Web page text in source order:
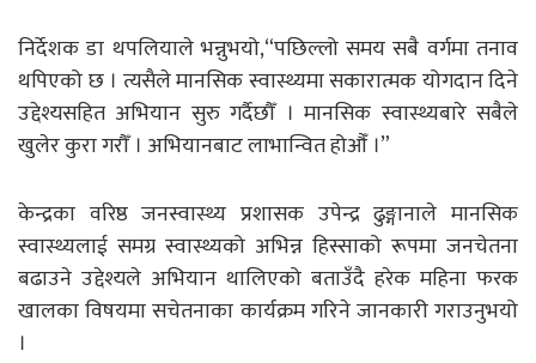
निर्देशक डा थपलियाले भन्नुभयो,“पछिल्लो समय सबै वर्गमा तनाव
थपिएको छ । त्यसैले मानसिक स्वास्थ्यमा सकारात्मक योगदान दिने
उद्देश्यसहित अभियान सुरु गर्दैछौँ । मानसिक स्वास्थ्यबारे सबैले
खुलेर कुरा गरौँ । अभियानबाट लाभान्वित होऔँ ।”
केन्द्रका वरिष्ठ जनस्वास्थ्य प्रशासक उपेन्द्र ढुङ्गानाले मानसिक
स्वास्थ्यलाई समग्र स्वास्थ्यको अभिन्न हिस्साको रूपमा जनचेतना
बढाउने उद्देश्यले अभियान थालिएको बताउँदै हरेक महिना फरक
खालका विषयमा सचेतनाका कार्यक्रम गरिने जानकारी गराउनुभयो
।